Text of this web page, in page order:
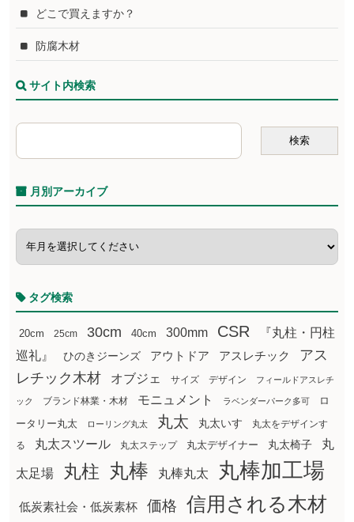
どこで買えますか？
防腐木材
サイト内検索
月別アーカイブ
タグ検索
20cm 25cm 30cm 40cm 300mm CSR
『丸柱・円柱
巡礼』
ひのきジーンズ アウトドア アスレチック
アス
レチック木材
オブジェ サイズ デザイン フィールドアスレチ
ック ブランド林業・木材 モニュメント ラベンダーパーク多可
ロ
ータリー丸太
ローリング丸太 丸太 丸太いす
丸太をデザインす
る
丸太スツール 丸太ステップ 丸太デザイナー 丸太椅子 丸
太足場 丸柱 丸棒 丸棒丸太 丸棒加工場
低炭素社会・低炭素杯 価格
信用される木材